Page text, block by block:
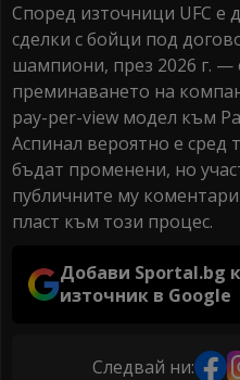
Според източници UFC е
сделки с бойци под
шампиони, през 2026 г. —
преминаването на
pay-per-view модел към
Аспинал вероятно е сред
бъдат променени, но
публичните му
пласт към този процес.
Добави Sportal.bg
източник в Google
Следвай ни: